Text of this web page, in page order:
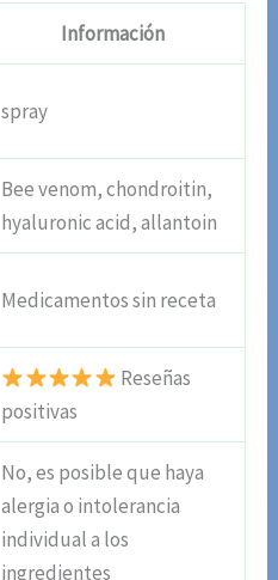
Información
spray
Bee venom, chondroitin,
hyaluronic acid, allantoin
Medicamentos sin receta
Reseñas
positivas
No, es posible que haya
alergia o intolerancia
individual a los
ingredientes